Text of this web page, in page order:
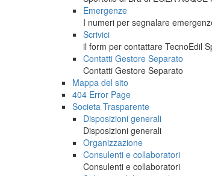
Emergenze
I numeri per segnalare
Scrivici
il form per contattare TecnoEdil
Contatti Gestore Separato
Contatti Gestore Separato
Mappa del sito
404 Error Page
Societa Trasparente
Disposizioni generali
Disposizioni generali
Organizzazione
Consulenti e collaboratori
Consulenti e collaboratori